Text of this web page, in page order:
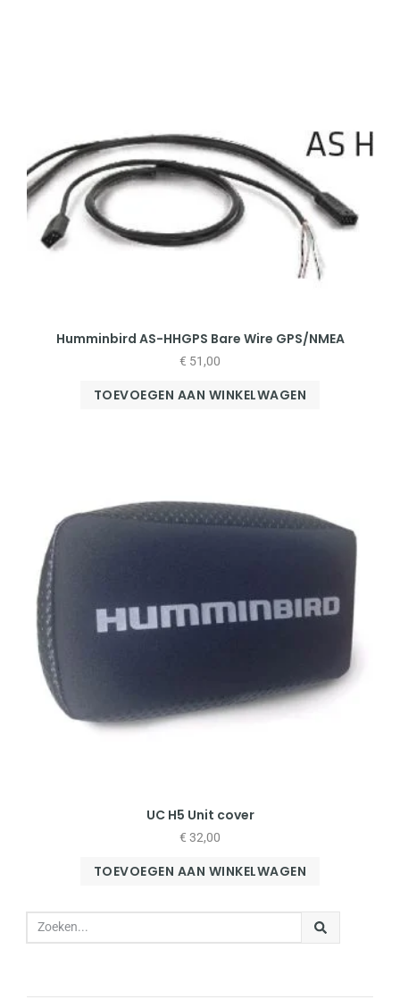
Humminbird AS-HHGPS Bare Wire GPS/NMEA
€ 51,00
TOEVOEGEN AAN WINKELWAGEN
UC H5 Unit cover
€ 32,00
TOEVOEGEN AAN WINKELWAGEN